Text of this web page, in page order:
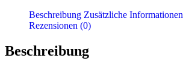
Beschreibung Zusätzliche Informationen
Rezensionen (0)
Beschreibung